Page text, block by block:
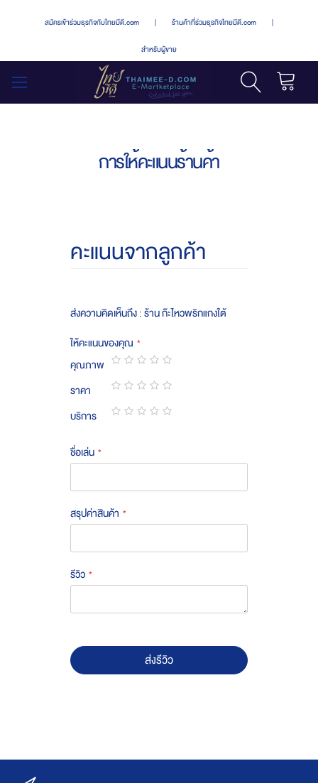
สมัครเข้าร่วมธุรกิจกับไทยมีดี.com | ร้านค้าที่ร่วมธุรกิจไทยมีดี.com |
สำหรับผู้ขาย
การให้คะแนนร้านค้า
คะแนนจากลูกค้า
ส่งความคิดเห็นถึง : ร้าน ก๊ะไหวพริกแกงใต้
ให้คะแนนของคุณ
คุณภาพ
1
star
2
stars
3
stars
4
stars
5
stars
ราคา
1
star
2
stars
3
stars
4
stars
5
stars
บริการ
ชื่อเล่น
สรุปค่าสินค้า
รีวิว
ส่งรีวิว